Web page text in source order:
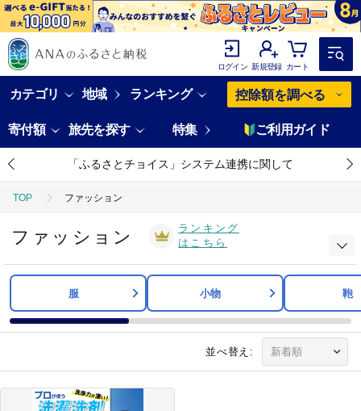
ログイン 新規登録 カート
カテゴリ 地域 ランキング 控除額を調べる
寄付額 旅先を探す 特集 ご利用ガイド
「ふるさとチョイス」システム連携に関して
TOP ファッション
ファッション
ランキング
はこちら
服 小物 鞄
並べ替え: